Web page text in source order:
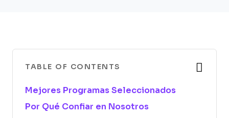
TABLE OF CONTENTS
Mejores Programas Seleccionados
Por Qué Confiar en Nosotros